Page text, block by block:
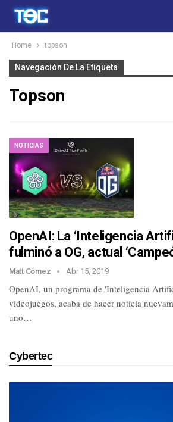
Home topson
Navegación De La Etiqueta
Topson
NOTICIAS
OpenAI: La ‘Inteligencia
fulminó a OG, actual
Matt Gómez Abr 15, 2019
OpenAI, un programa de 'Inteligencia
videojuegos, acaba de hacer noticia
uno…
Cybertec